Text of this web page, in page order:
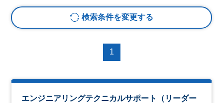
検索条件を変更する
1
エンジニアリングテクニカルサポート（リーダー